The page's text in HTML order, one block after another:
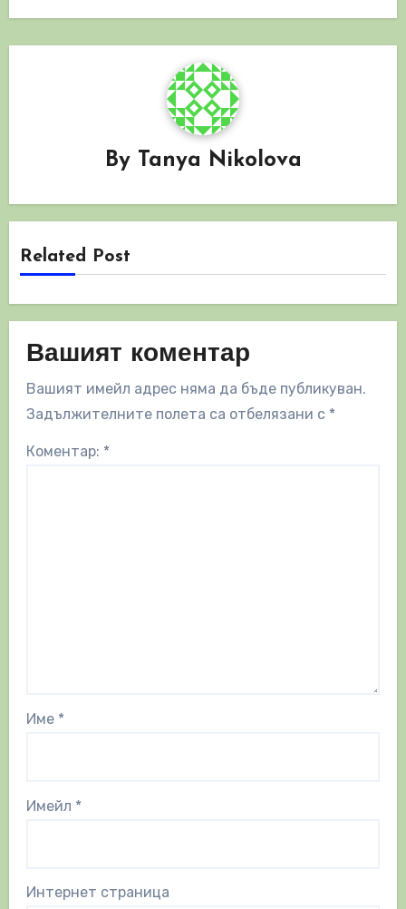
By Tanya Nikolova
Related Post
Вашият коментар
Вашият имейл адрес няма да бъде публикуван.
Задължителните полета са отбелязани с *
Коментар: *
Име *
Имейл *
Интернет страница